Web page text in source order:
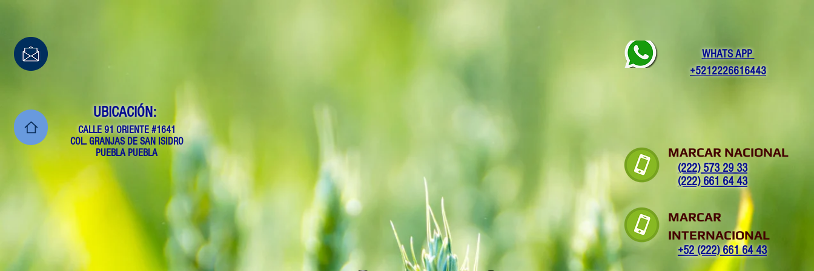
UBICACIÓN:
CALLE 91 ORIENTE #1641
COL. GRANJAS DE SAN ISIDRO
PUEBLA PUEBLA
WHATS APP
+5212226616443
MARCAR NACIONAL
(222) 573 29 33
(222) 661 64 43
MARCAR
INTERNACIONAL
+52 (222) 661 64 43